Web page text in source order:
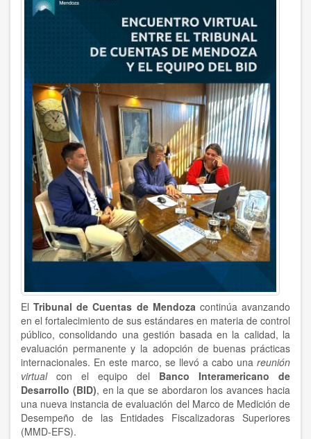
ElTribunal de Cuentas de Mendoza continúa avanzando
en el fortalecimiento de sus estándares en materia de control
público, consolidando una gestión basada en la calidad, la
evaluación permanente y la adopción de buenas prácticas
internacionales. En este marco, se llevó a cabo una reunión
virtualcon el equipo del Banco Interamericano de
Desarrollo (BID), en la que se abordaron los avances hacia
una nueva instancia de evaluación del Marco de Medición de
Desempeño de las Entidades Fiscalizadoras Superiores
(MMD-EFS).